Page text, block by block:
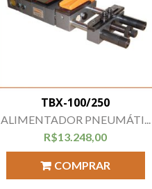
TBX-100/250
ALIMENTADOR PNEUMÁTI...
R$13.248,00
COMPRAR